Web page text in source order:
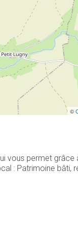
©
vous permet grâce
: Patrimoine bâti,